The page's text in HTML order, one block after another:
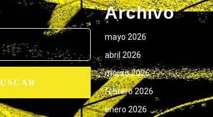
Archivo
mayo 2026
abril 2026
marzo 2026
febrero 2026
enero 2026